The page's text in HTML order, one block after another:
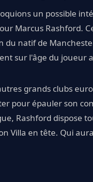
un possible
Marcus Rashford.
natif de
sur l'âge du joueur
grands clubs
pour épauler son
Rashford dispose
Villa en tête. Qui